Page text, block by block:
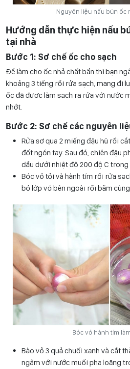
Nguyên liệu nấu bún ốc
Hướng dẫn thực hiện nấu
tại nhà
Bước 1: Sơ chế ốc cho sạch
Để làm cho ốc nhả chất bẩn thì bạn
khoảng 3 tiếng rồi rửa sạch, mang đi
ốc đã được làm sạch ra rửa với nước
nhớt.
Bước 2: Sơ chế các nguyên
Rửa sơ qua 2 miếng đậu hũ rồi
đốt ngón tay. Sau đó, chiên đậu
dầu dưới nhiệt độ 200 độ C trong
Bóc vỏ tỏi và hành tím rồi rửa
bỏ lớp vỏ bên ngoài rồi băm
Bóc vỏ hành tím
Bào vỏ 3 quả chuối xanh và cắt
ngâm với nước muối pha loãng